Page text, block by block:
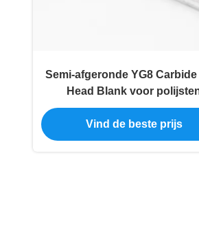
Semi-afgeronde YG8
Head Blank voor
Vind de beste prijs